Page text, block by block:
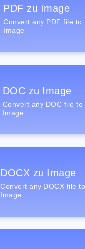
PDF zu Image
Convert any PDF file to
Image
DOC zu Image
Convert any DOC file to
Image
DOCX zu Image
Convert any DOCX file to
Image